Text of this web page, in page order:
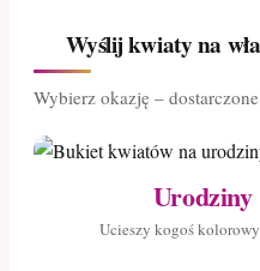
Wyślij kwiaty na
Wybierz okazję –
Urodziny
Ucieszy kogoś